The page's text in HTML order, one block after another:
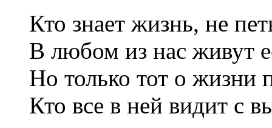
Кто знает жизнь, не
В любом из нас живут
Но только тот о жизни
Кто все в ней видит с